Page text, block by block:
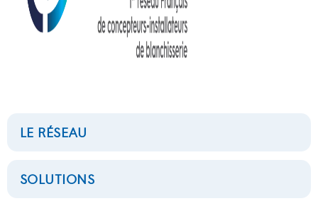
LE RÉSEAU
SOLUTIONS
COMPASS PRO
CLASSIC